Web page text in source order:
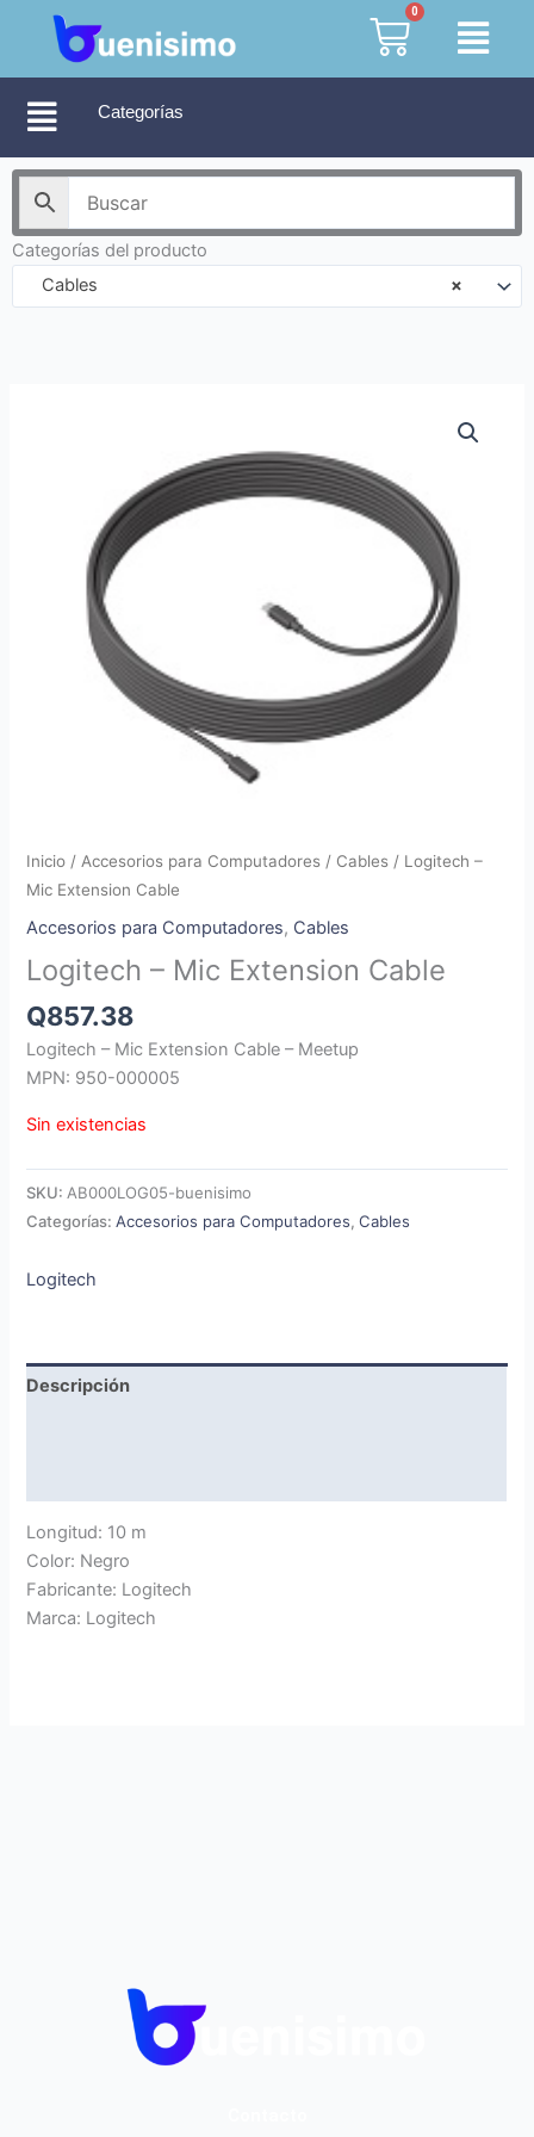
contenido
0
Cart
Categorías
Categorías del producto
×
Cables
Inicio / Accesorios para Computadores / Cables / Logitech –
Mic Extension Cable
Accesorios para Computadores, Cables
Logitech – Mic Extension Cable
Q857.38
Logitech – Mic Extension Cable – Meetup
MPN: 950-000005
Sin existencias
SKU: AB000LOG05-buenisimo
Categorías:Accesorios para Computadores,Cables
Logitech
Descripción
Longitud: 10 m
Color: Negro
Fabricante: Logitech
Marca: Logitech